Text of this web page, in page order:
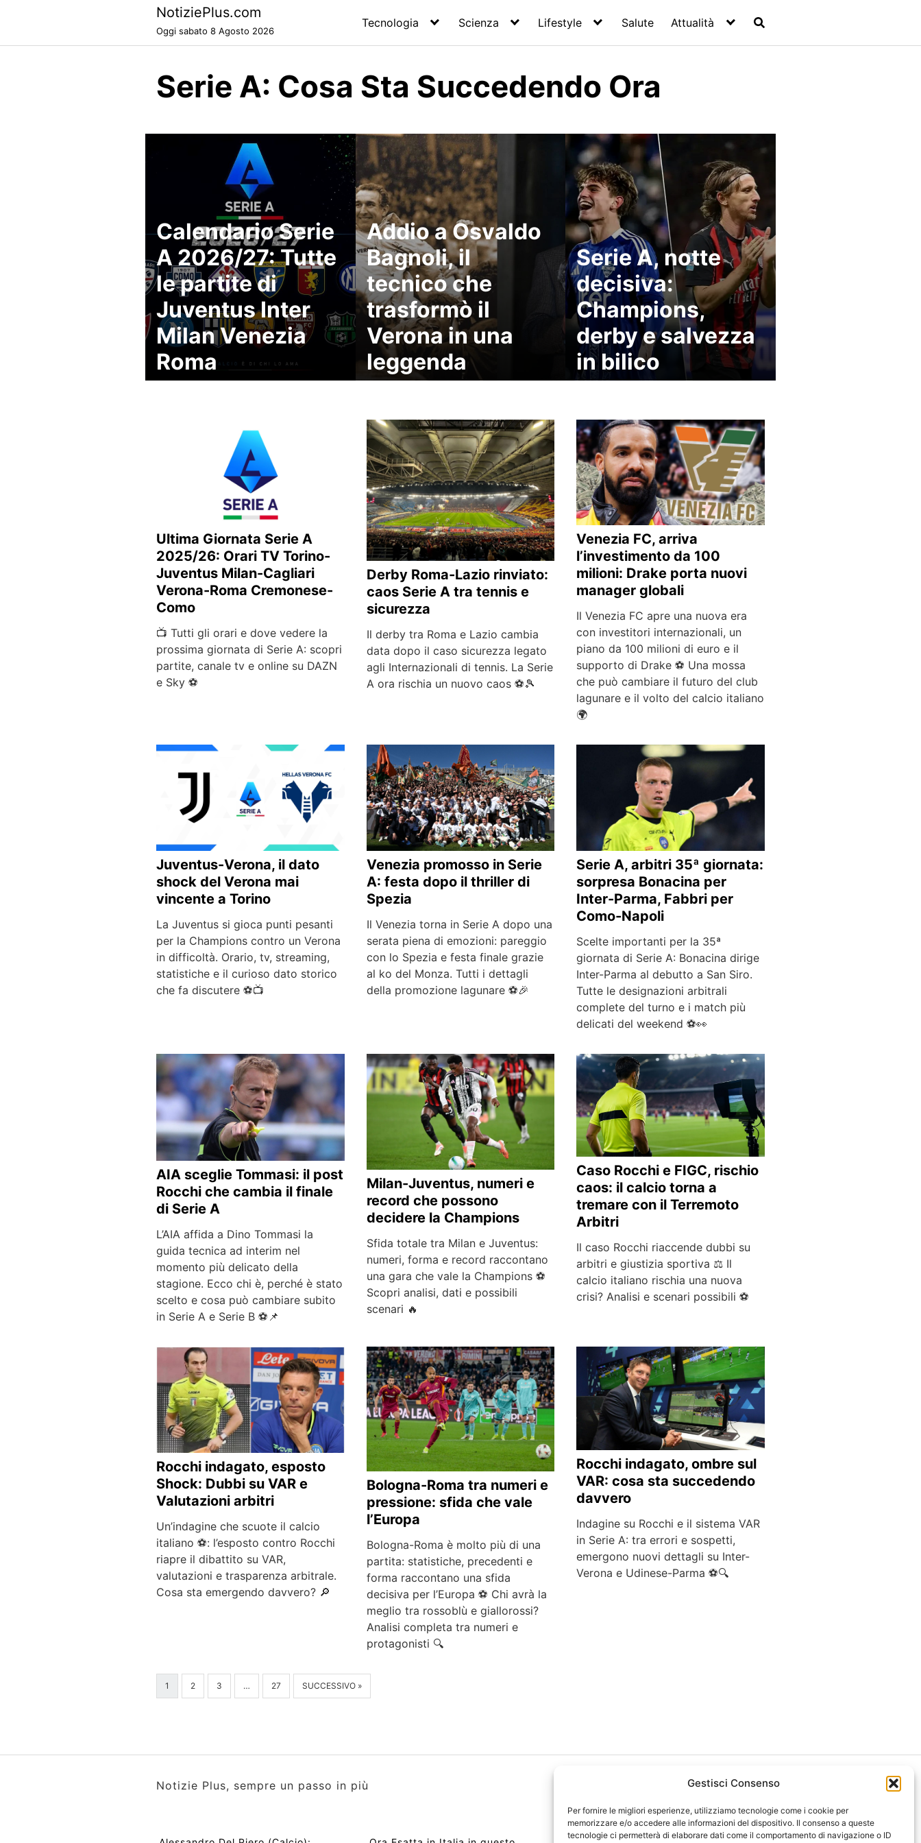
Gestisci Consenso
Per fornire le migliori esperienze, utilizziamo tecnologie come i cookie per
memorizzare e/o accedere alle informazioni del dispositivo. Il consenso a queste
tecnologie ci permetterà di elaborare dati come il comportamento di navigazione o ID
NotiziePlus.com
Oggi sabato 8 Agosto 2026
Tecnologia Scienza Lifestyle Salute Attualità
Serie A: Cosa Sta Succedendo Ora
Calendario Serie
A 2026/27: Tutte
le partite di
Juventus Inter
Milan Venezia
Roma
Addio a Osvaldo
Bagnoli, il
tecnico che
trasformò il
Verona in una
leggenda
Serie A, notte
decisiva:
Champions,
derby e salvezza
in bilico
Ultima Giornata Serie A
2025/26: Orari TV Torino-
Juventus Milan-Cagliari
Verona-Roma Cremonese-
Como
📺 Tutti gli orari e dove vedere la
prossima giornata di Serie A: scopri
partite, canale tv e online su DAZN
e Sky ⚽
Derby Roma-Lazio rinviato:
caos Serie A tra tennis e
sicurezza
Il derby tra Roma e Lazio cambia
data dopo il caso sicurezza legato
agli Internazionali di tennis. La Serie
A ora rischia un nuovo caos ⚽🎾
Venezia FC, arriva
l’investimento da 100
milioni: Drake porta nuovi
manager globali
Il Venezia FC apre una nuova era
con investitori internazionali, un
piano da 100 milioni di euro e il
supporto di Drake ⚽ Una mossa
che può cambiare il futuro del club
lagunare e il volto del calcio italiano
🌍
Juventus-Verona, il dato
shock del Verona mai
vincente a Torino
La Juventus si gioca punti pesanti
per la Champions contro un Verona
in difficoltà. Orario, tv, streaming,
statistiche e il curioso dato storico
che fa discutere ⚽📺
Venezia promosso in Serie
A: festa dopo il thriller di
Spezia
Il Venezia torna in Serie A dopo una
serata piena di emozioni: pareggio
con lo Spezia e festa finale grazie
al ko del Monza. Tutti i dettagli
della promozione lagunare ⚽🎉
Serie A, arbitri 35ª giornata:
sorpresa Bonacina per
Inter-Parma, Fabbri per
Como-Napoli
Scelte importanti per la 35ª
giornata di Serie A: Bonacina dirige
Inter-Parma al debutto a San Siro.
Tutte le designazioni arbitrali
complete del turno e i match più
delicati del weekend ⚽👀
AIA sceglie Tommasi: il post
Rocchi che cambia il finale
di Serie A
L’AIA affida a Dino Tommasi la
guida tecnica ad interim nel
momento più delicato della
stagione. Ecco chi è, perché è stato
scelto e cosa può cambiare subito
in Serie A e Serie B ⚽📌
Milan-Juventus, numeri e
record che possono
decidere la Champions
Sfida totale tra Milan e Juventus:
numeri, forma e record raccontano
una gara che vale la Champions ⚽
Scopri analisi, dati e possibili
scenari 🔥
Caso Rocchi e FIGC, rischio
caos: il calcio torna a
tremare con il Terremoto
Arbitri
Il caso Rocchi riaccende dubbi su
arbitri e giustizia sportiva ⚖️ Il
calcio italiano rischia una nuova
crisi? Analisi e scenari possibili ⚽
Rocchi indagato, esposto
Shock: Dubbi su VAR e
Valutazioni arbitri
Un’indagine che scuote il calcio
italiano ⚽: l’esposto contro Rocchi
riapre il dibattito su VAR,
valutazioni e trasparenza arbitrale.
Cosa sta emergendo davvero? 🔎
Bologna-Roma tra numeri e
pressione: sfida che vale
l’Europa
Bologna-Roma è molto più di una
partita: statistiche, precedenti e
forma raccontano una sfida
decisiva per l’Europa ⚽ Chi avrà la
meglio tra rossoblù e giallorossi?
Analisi completa tra numeri e
protagonisti 🔍
Rocchi indagato, ombre sul
VAR: cosa sta succedendo
davvero
Indagine su Rocchi e il sistema VAR
in Serie A: tra errori e sospetti,
emergono nuovi dettagli su Inter-
Verona e Udinese-Parma ⚽🔍
1 2 3 … 27 SUCCESSIVO »
Notizie Plus, sempre un passo in più